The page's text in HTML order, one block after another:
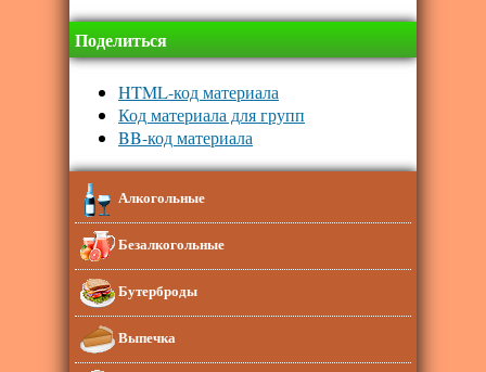
Поделиться
HTML-код материала
Код материала для групп
BB-код материала
Алкогольные
Безалкогольные
Бутерброды
Выпечка